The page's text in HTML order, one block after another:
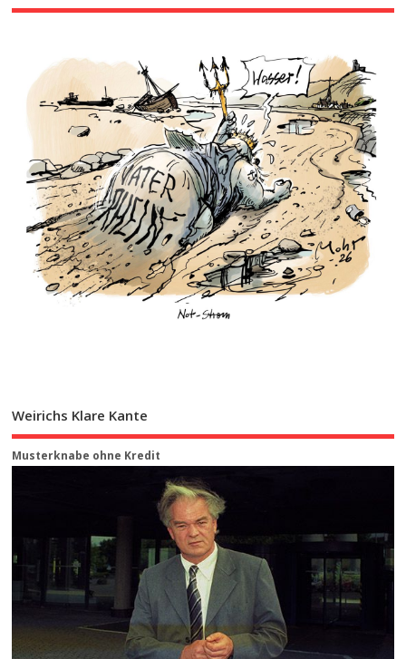
Weirichs Klare Kante
Musterknabe ohne Kredit